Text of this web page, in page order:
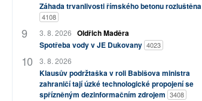
Záhada trvanlivosti římského betonu rozluštěna
4108
3. 8. 2026 Oldřich Maděra
Spotřeba vody v JE Dukovany 4023
3. 8. 2026
Klausův podržtaška v roli Babišova ministra
zahraničí tají úzké technologické propojení se
spřízněným dezinformačním zdrojem 3408